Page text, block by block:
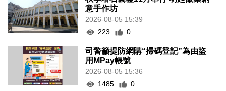
意手作坊
2026-08-05 15:39
223
0
司警籲提防網購“掃碼登記”為由盜
用MPay帳號
2026-08-05 15:36
1485
0